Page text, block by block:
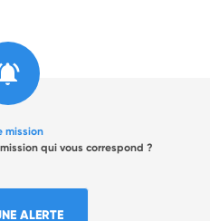
mission
qui vous correspond ?
ALERTE